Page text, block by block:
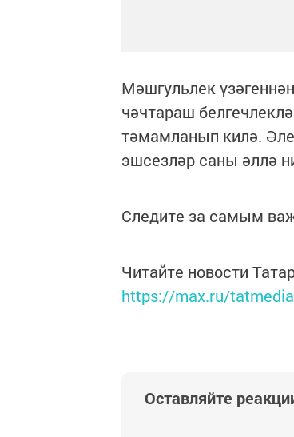
Мәшгульлек
чәчтараш
тәмамланып килә.
эшсезләр саны әллә
Следите за самым
Читайте новости
https://max.ru/tatmedia
Оставляйте